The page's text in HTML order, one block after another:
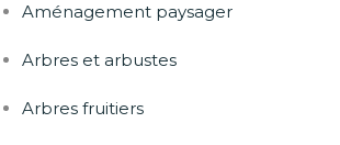
Aménagement paysager
Arbres et arbustes
Arbres fruitiers